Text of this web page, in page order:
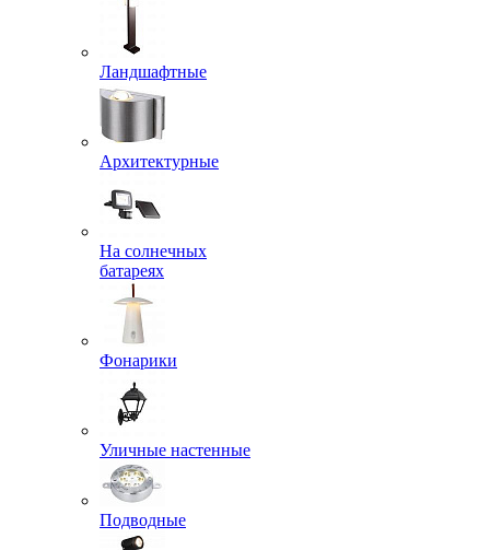
Ландшафтные
Архитектурные
На солнечных
батареях
Фонарики
Уличные настенные
Подводные